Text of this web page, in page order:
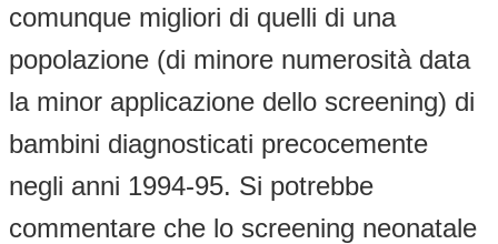
comunque migliori di quelli di una
popolazione (di minore numerosità data
la minor applicazione dello screening) di
bambini diagnosticati precocemente
negli anni 1994-95. Si potrebbe
commentare che lo screening neonatale